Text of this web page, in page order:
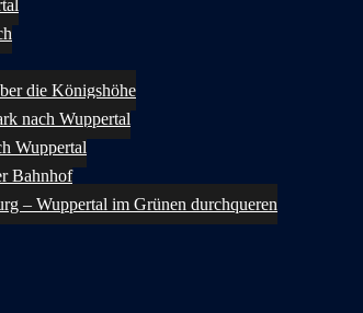
die Königshöhe
nach Wuppertal
Wuppertal
Bahnhof
– Wuppertal im Grünen durchqueren